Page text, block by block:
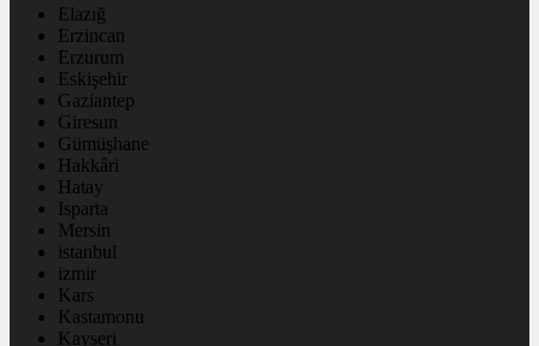
Elazığ
Erzincan
Erzurum
Eskişehir
Gaziantep
Giresun
Gümüşhane
Hakkâri
Hatay
Isparta
Mersin
istanbul
izmir
Kars
Kastamonu
Kayseri